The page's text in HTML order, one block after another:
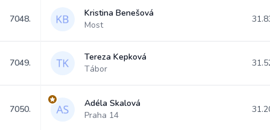
7048.
Kristina Benešová
Most
7049.
Tereza Kepková
Tábor
7050.
Adéla Skalová
Praha 14